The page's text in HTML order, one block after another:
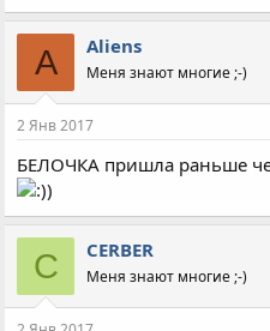
A Aliens
Меня знают многие ;-)
2 Янв 2017
БЕЛОЧКА пришла раньше
C CERBER
Меня знают многие ;-)